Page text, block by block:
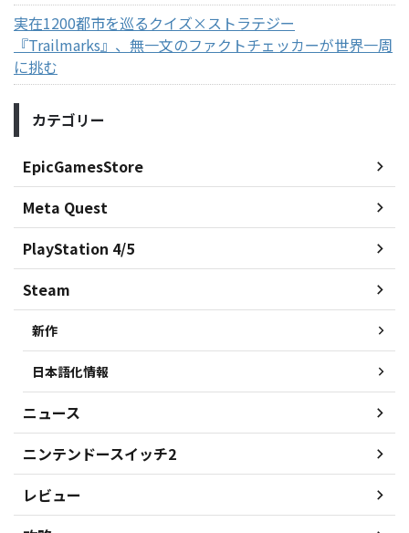
実在1200都市を巡るクイズ×ストラテジー
『Trailmarks』、無一文のファクトチェッカーが世界一周
に挑む
カテゴリー
EpicGamesStore
Meta Quest
PlayStation 4/5
Steam
新作
日本語化情報
ニュース
ニンテンドースイッチ2
レビュー